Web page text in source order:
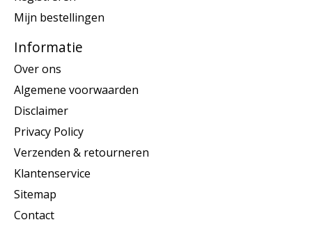
Mijn bestellingen
Informatie
Over ons
Algemene voorwaarden
Disclaimer
Privacy Policy
Verzenden & retourneren
Klantenservice
Sitemap
Contact